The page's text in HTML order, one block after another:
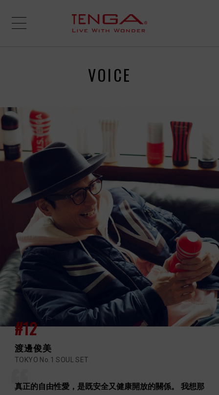
VOICE
#12
渡邊俊美
TOKYO No.1 SOUL SET
真正的自由性愛，是既安全又健康開放的關係。 我想那